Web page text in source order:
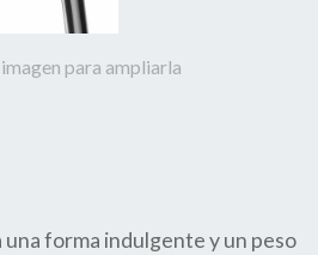
para ampliarla
una forma indulgente y un peso